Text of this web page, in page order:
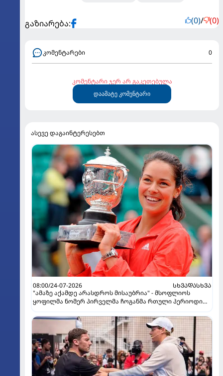
გაზიარება: (0)/ (0)
კომენტარები 0
კომენტარი ჯერ არ გაკეთებულა
დაამატე კომენტარი
ასევე დაგაინტერესებთ
08:00/24-07-2026
ᲡᲮᲕᲐᲓᲐᲡᲮᲕᲐ
"ამაზე აქამდე არასდროს მისაუბრია" - მსოფლიოს
ყოფილმა ნომერ პირველმა ჩოგანმა რთული პერიოდი